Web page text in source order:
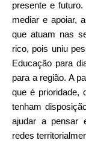
presente e
mediar e apoiar,
que atuam nas
rico, pois uniu
Educação para
para a região. A
que é prioridade,
tenham
ajudar a pensar
redes